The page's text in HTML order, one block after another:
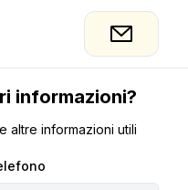
informazioni?
altre informazioni utili